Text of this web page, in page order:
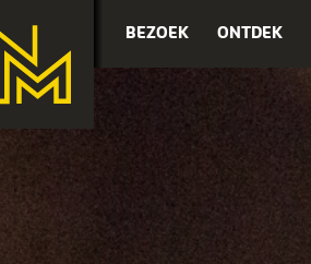
BEZOEK ONTDEK